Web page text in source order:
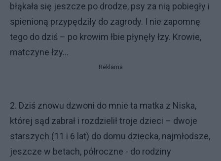
błąkała się jeszcze po drodze, psy za nią pobiegły i
spienioną przypędziły do zagrody. I nie zapomnę
tego do dziś – po krowim łbie płynęły łzy. Krowie,
matczyne łzy...
Reklama
2. Dziś znowu dzwoni do mnie ta matka z Niska,
której sąd zabrał i rozdzielił troje dzieci – dwoje
starszych (11 i 6 lat) do domu dziecka, najmłodsze,
jeszcze w betach, półroczne - do rodziny